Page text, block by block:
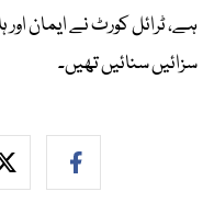
ہے، ٹرائل کورٹ نے ایمان
سزائیں سنائیں تھیں۔